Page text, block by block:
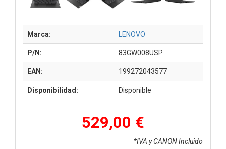
Marca: LENOVO
P/N: 83GW008USP
EAN: 199272043577
Disponibilidad: Disponible
529,00 €
*IVA y CANON Incluido